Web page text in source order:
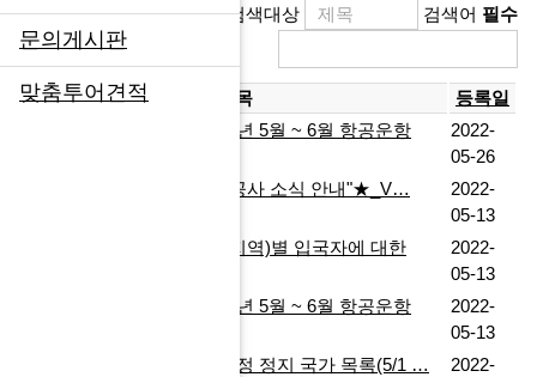
문의게시판
맞춤투어견적
검색대상 검색어 필수
제목
등록일
대한항공, 아시아나항공 22년 5월 ~ 6월 항공운항
2022-
05-26
[fnMICE E-뉴스레터]★"항공사 소식 안내"★_V…
2022-
05-13
코로나 19 확산 관련 국가(지역)별 입국자에 대한
2022-
05-13
대한항공, 아시아나항공 22년 5월 ~ 6월 항공운항
2022-
05-13
코로나 19 사증면제협정 잠정 정지 국가 목록(5/1 …
2022-